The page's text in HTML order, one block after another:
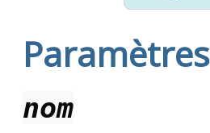
Paramètres
nom